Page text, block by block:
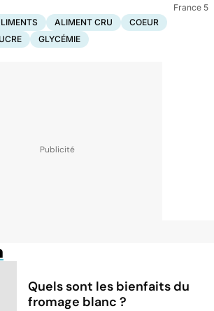
France 5
ALIMENT CRU
COEUR
GLYCÉMIE
Quels sont les bienfaits du
fromage blanc ?